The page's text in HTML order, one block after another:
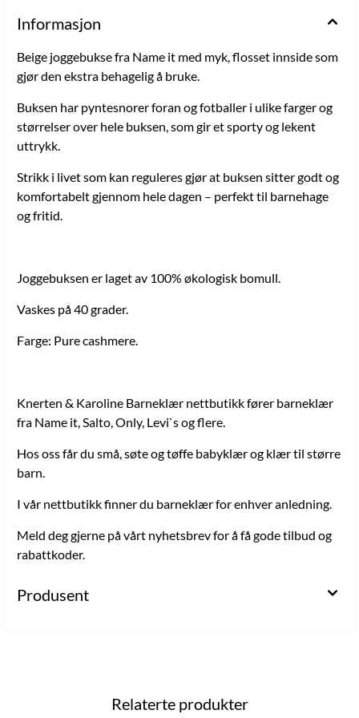
Informasjon
Beige joggebukse fra Name it med myk, flosset innside som
gjør den ekstra behagelig å bruke.
Buksen har pyntesnorer foran og fotballer i ulike farger og
størrelser over hele buksen, som gir et sporty og lekent
uttrykk.
Strikk i livet som kan reguleres gjør at buksen sitter godt og
komfortabelt gjennom hele dagen – perfekt til barnehage
og fritid.
Joggebuksen er laget av 100% økologisk bomull.
Vaskes på 40 grader.
Farge: Pure cashmere.
Knerten & Karoline Barneklær nettbutikk fører barneklær
fra Name it, Salto, Only, Levi`s og flere.
Hos oss får du små, søte og tøffe babyklær og klær til større
barn.
I vår nettbutikk finner du barneklær for enhver anledning.
Meld deg gjerne på vårt nyhetsbrev for å få gode tilbud og
rabattkoder.
Produsent
Relaterte produkter